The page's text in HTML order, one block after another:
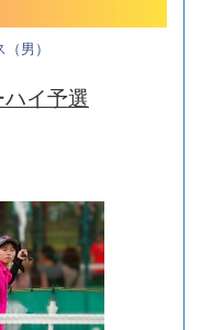
男）
イ予選